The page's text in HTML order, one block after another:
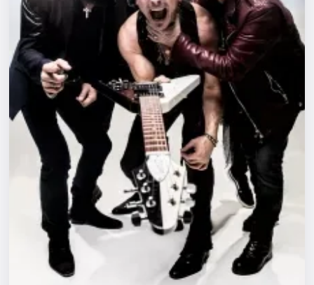
События
Города
Площадки
Артисты
Рейтинги